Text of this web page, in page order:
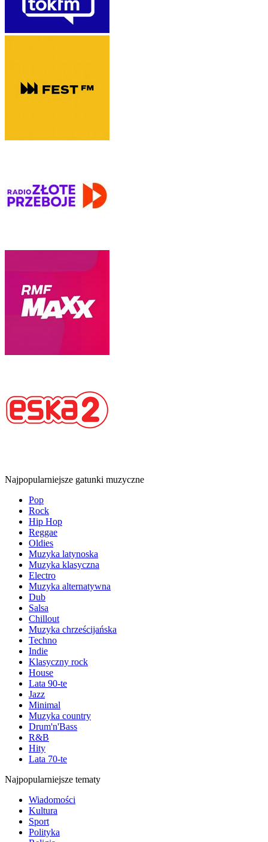
Najpopularniejsze gatunki muzyczne
Pop
Rock
Hip Hop
Reggae
Oldies
Muzyka latynoska
Muzyka klasyczna
Electro
Muzyka alternatywna
Dub
Salsa
Chillout
Muzyka chrześcijańska
Techno
Indie
Klasyczny rock
House
Lata 90-te
Jazz
Minimal
Muzyka country
Drum'n'Bass
R&B
Hity
Lata 70-te
Najpopularniejsze tematy
Wiadomości
Kultura
Sport
Polityka